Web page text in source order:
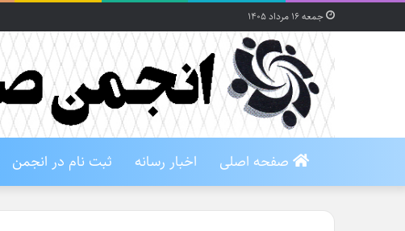
جمعه ۱۶ مرداد ۱۴۰۵
صفحه اصلی اخبار رسانه ثبت نام در انجمن